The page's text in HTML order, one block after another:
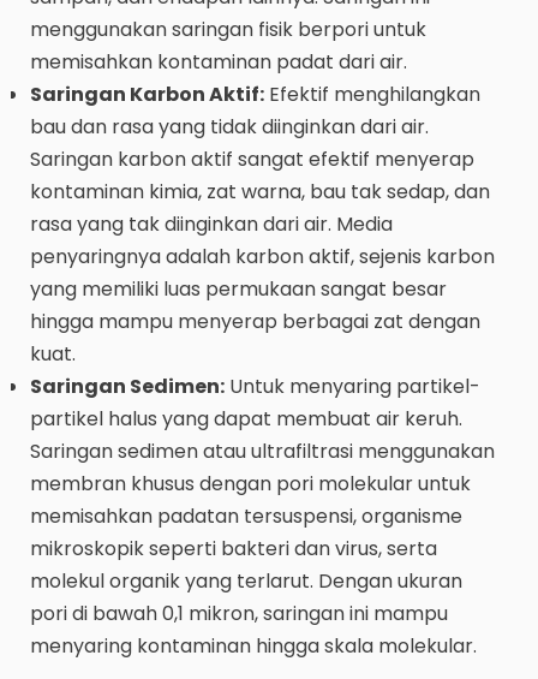
menggunakan saringan fisik berpori untuk
memisahkan kontaminan padat dari air.
Saringan Karbon Aktif:Efektif menghilangkan
bau dan rasa yang tidak diinginkan dari air.
Saringan karbon aktif sangat efektif menyerap
kontaminan kimia, zat warna, bau tak sedap, dan
rasa yang tak diinginkan dari air. Media
penyaringnya adalah karbon aktif, sejenis karbon
yang memiliki luas permukaan sangat besar
hingga mampu menyerap berbagai zat dengan
kuat.
Saringan Sedimen:Untuk menyaring partikel-
partikel halus yang dapat membuat air keruh.
Saringan sedimen atau ultrafiltrasi menggunakan
membran khusus dengan pori molekular untuk
memisahkan padatan tersuspensi, organisme
mikroskopik seperti bakteri dan virus, serta
molekul organik yang terlarut. Dengan ukuran
pori di bawah 0,1 mikron, saringan ini mampu
menyaring kontaminan hingga skala molekular.